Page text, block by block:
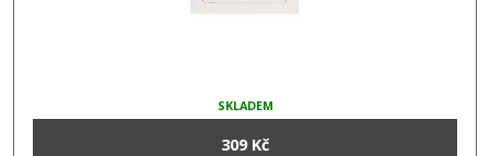
SKLADEM
309 Kč